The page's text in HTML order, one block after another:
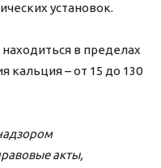
установок.
в пределах
кальция – от 15 до 130
акты,